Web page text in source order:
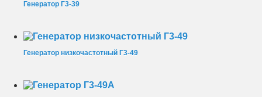
Генератор Г3-39
Генератор низкочастотный Г3-49